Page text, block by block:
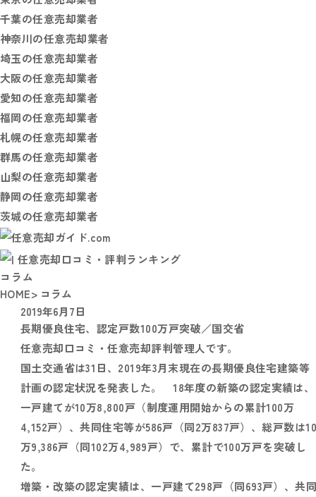
千葉の任意売却業者
神奈川の任意売却業者
埼玉の任意売却業者
大阪の任意売却業者
愛知の任意売却業者
福岡の任意売却業者
札幌の任意売却業者
群馬の任意売却業者
山梨の任意売却業者
静岡の任意売却業者
茨城の任意売却業者
コラム
HOME> コラム
2019年6月7日
長期優良住宅、認定戸数100万戸突破／国交省
任意売却口コミ・任意売却評判管理人です。
国土交通省は31日、2019年3月末現在の長期優良住宅建築等
計画の認定状況を発表した。 18年度の新築の認定実績は、
一戸建てが10万8,800戸（制度運用開始からの累計100万
4,152戸）、共同住宅等が586戸（同2万837戸）、総戸数は
万9,386戸（同102万4,989戸）で、累計で100万戸を突破し
た。
増築・改築の認定実績は、一戸建て298戸（同693戸）、共